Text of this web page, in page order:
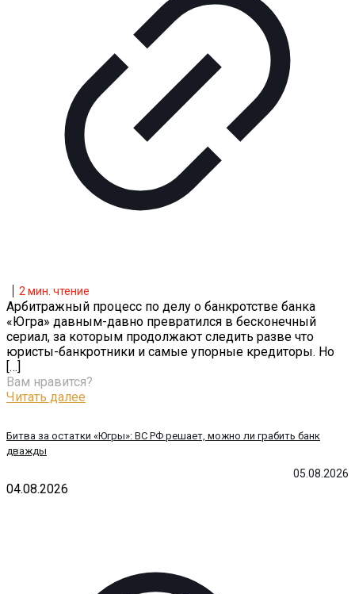
05.08.2026
Битва за остатки «Югры»: ВС РФ решает, можно ли грабить банк
дважды
2 мин. чтение
Арбитражный процесс по делу о банкротстве банка
«Югра» давным-давно превратился в бесконечный
сериал, за которым продолжают следить разве что
юристы-банкротники и самые упорные кредиторы. Но
[…]
Вам нравится?
Читать далее
04.08.2026